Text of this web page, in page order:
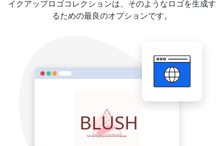
イクアップロゴコレクションは、そのようなロゴを生成す
るための最良のオプションです。